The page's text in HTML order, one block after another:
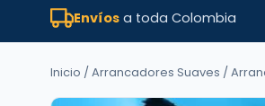
Envíos a toda Colombia
Inicio /Arrancadores Suaves /